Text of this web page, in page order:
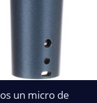
un micro de